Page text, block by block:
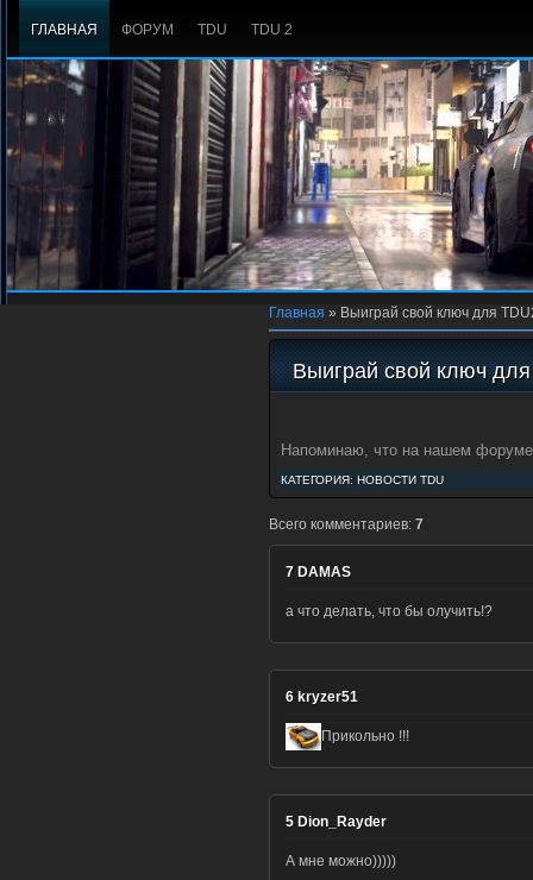
ГЛАВНАЯ ФОРУМ TDU TDU 2
Главная » Выиграй свой ключ для
Выиграй свой ключ для
Напоминаю, что на нашем
КАТЕГОРИЯ: НОВОСТИ TDU
Всего комментариев: 7
7 DAMAS
а что делать, что бы олучить!?
6 kryzer51
Прикольно !!!
5 Dion_Rayder
А мне можно)))))